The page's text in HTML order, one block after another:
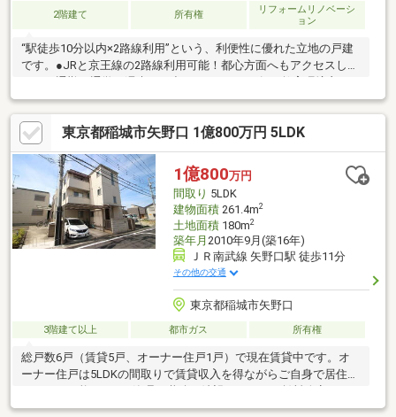
2階建て 所有権
リフォームリノベーシ
ョン
“駅徒歩10分以内×2路線利用”という、利便性に優れた立地の戸建
です。●JRと京王線の2路線利用可能！都心方面へもアクセスしや
好！小学校徒歩4分・中学校徒歩3分お子さまの通学時間が短く、
安心して子育てができる地域です。●第一種低層住居専用地域の
静かな住環境は落ち着きある住環境が広がり、暮らしやすさを重
視したい方にぴったり。●南側が隣地通路のため、明るい日当た
りを確保敷地南側が開けているため、日中は柔らかな陽光が差し
込む快適な住まい。●部分的にリフォーム実施履歴あり！室内の
印象が明るく清潔感のある状態に整えられています。
東京都稲城市矢野口 1億800万円 5LDK
1億800万円
間取り 5LDK
建物面積261.4m2
土地面積180m2
築年月 2010年9月(築16年)
ＪＲ南武線 矢野口駅 徒歩11分
その他の交通
東京都稲城市矢野口
3階建て以上 都市ガス 所有権
総戸数6戸（賃貸5戸、オーナー住戸1戸）で現在賃貸中です。オ
ーナー住戸は5LDKの間取りで賃貸収入を得ながらご自身で居住す
能性がある点、土地区画整理事業の清算金が発生する点オーナー